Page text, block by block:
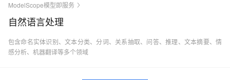
ModelScope模型即服务
自然语言处理
包含命名实体识别、文本分类、分词、关系抽取、问答、推理、文本摘要、情
感分析、机器翻译等多个领域